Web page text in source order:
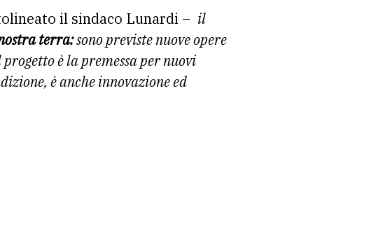
il sindaco Lunardi – il
terra:sono previste nuove opere
è la premessa per nuovi
è anche innovazione ed